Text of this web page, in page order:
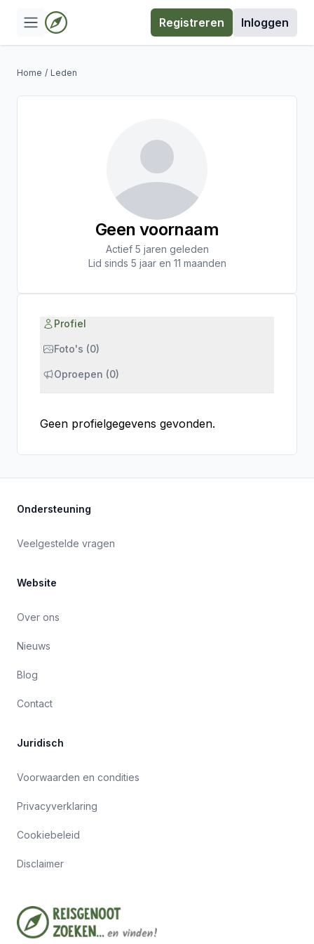
Registreren Inloggen
Home / Leden
Geen voornaam
Actief 5 jaren geleden
Lid sinds 5 jaar en 11 maanden
Profiel
Foto's (0)
Oproepen (0)
Geen profielgegevens gevonden.
Ondersteuning
Veelgestelde vragen
Website
Over ons
Nieuws
Blog
Contact
Juridisch
Voorwaarden en condities
Privacyverklaring
Cookiebeleid
Disclaimer